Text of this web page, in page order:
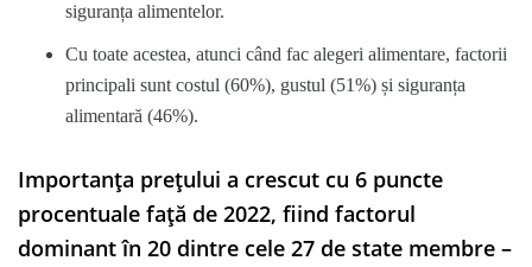
siguranța alimentelor.
Cu toate acestea, atunci când fac alegeri alimentare, factorii
principali sunt costul (60%), gustul (51%) și siguranța
alimentară (46%).
Importanța prețului a crescut cu 6 puncte
procentuale față de 2022, fiind factorul
dominant în 20 dintre cele 27 de state membre –